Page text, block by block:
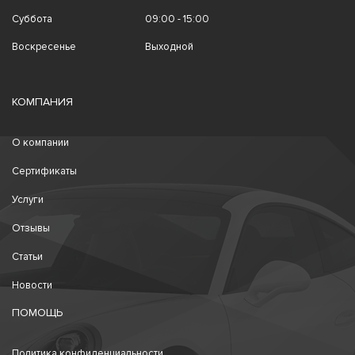
Суббота 09:00 - 15:00
Воскресенье Выходной
КОМПАНИЯ
О компании
Сертификаты
Услуги
Отзывы
Статьи
Новости
ПОМОЩЬ